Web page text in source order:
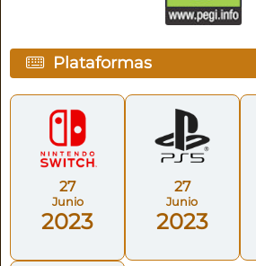
Plataformas
27
Junio
2023
27
Junio
2023